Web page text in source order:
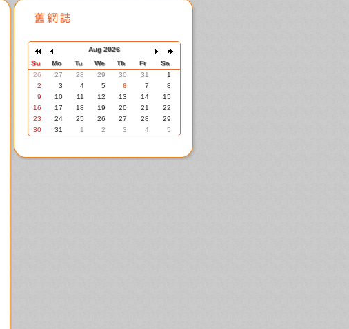
Aug 2026
Su
Mo Tu We Th Fr
Sa
26
27 28 29 30 31
1
2
3 4 5 6 7
8
9
10 11 12 13 14
15
16
17 18 19 20 21
22
23
24 25 26 27 28
29
30
31 1 2 3 4 5